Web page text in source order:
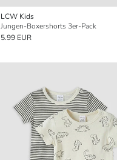
LCW Kids
Jungen-Boxershorts 3er-Pack
5.99 EUR